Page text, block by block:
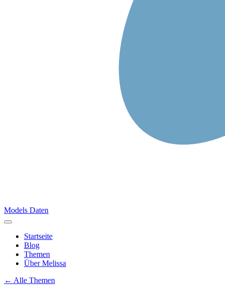
Models Daten
Startseite
Blog
Themen
Über Melissa
← Alle Themen